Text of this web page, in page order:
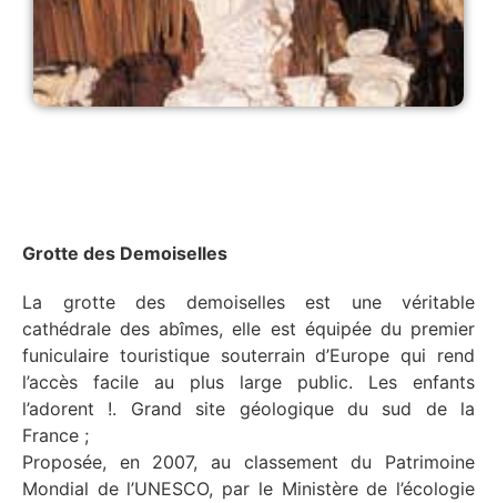
Grotte des Demoiselles
La grotte des demoiselles est une véritable
cathédrale des abîmes, elle est équipée du premier
funiculaire touristique souterrain d’Europe qui rend
l’accès facile au plus large public. Les enfants
l’adorent !. Grand site géologique du sud de la
France ;
Proposée, en 2007, au classement du Patrimoine
Mondial de l’UNESCO, par le Ministère de l’écologie